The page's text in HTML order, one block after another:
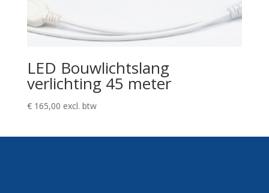
LED Bouwlichtslang
verlichting 45 meter
€165,00 excl. btw